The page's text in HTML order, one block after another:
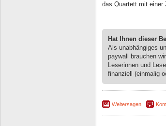
das Quartett mit einer
Hat Ihnen dieser
Als unabhängiges
paywall brauchen
Leserinnen und
finanziell (einmalig
Weitersagen